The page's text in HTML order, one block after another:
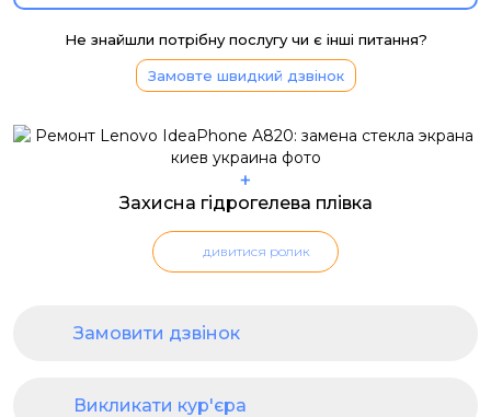
Не знайшли потрібну послугу чи є інші питання?
Замовте швидкий дзвінок
+
Захисна гідрогелева плівка
дивитися ролик
Замовити дзвінок
Викликати кур'єра